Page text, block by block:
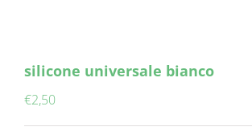
silicone universale bianco
€2,50